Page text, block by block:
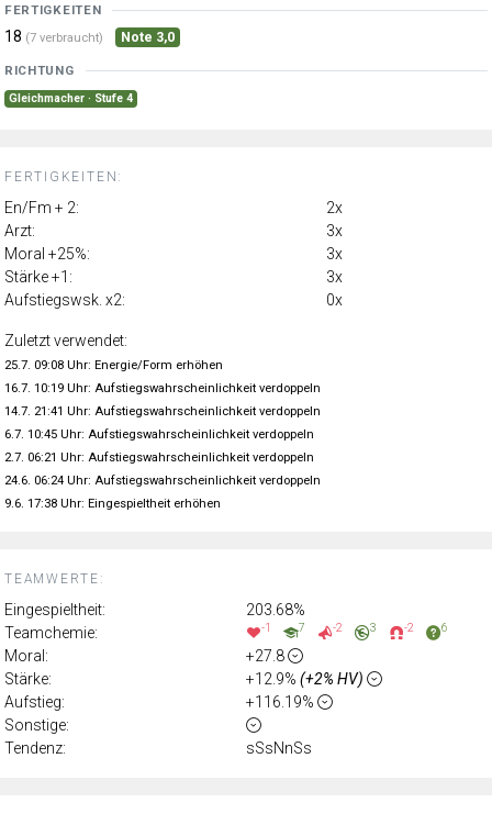
TEAMWERTE:
Eingespieltheit:
203.68%
Teamchemie:
-1 7 -2 3 -2 6
Moral:
+27.8
Stärke:
+12.9% (+2% HV)
Aufstieg:
+116.19%
Sonstige:
Tendenz:
sSsNnSs
FERTIGKEITEN
18 (7 verbraucht) Note 3,0
RICHTUNG
Gleichmacher · Stufe 4
FERTIGKEITEN:
En/Fm + 2:
2x
Arzt:
3x
Moral +25%:
3x
Stärke +1:
3x
Aufstiegswsk. x2:
0x
Zuletzt verwendet:
25.7. 09:08 Uhr: Energie/Form erhöhen
16.7. 10:19 Uhr: Aufstiegswahrscheinlichkeit verdoppeln
14.7. 21:41 Uhr: Aufstiegswahrscheinlichkeit verdoppeln
6.7. 10:45 Uhr: Aufstiegswahrscheinlichkeit verdoppeln
2.7. 06:21 Uhr: Aufstiegswahrscheinlichkeit verdoppeln
24.6. 06:24 Uhr: Aufstiegswahrscheinlichkeit verdoppeln
9.6. 17:38 Uhr: Eingespieltheit erhöhen